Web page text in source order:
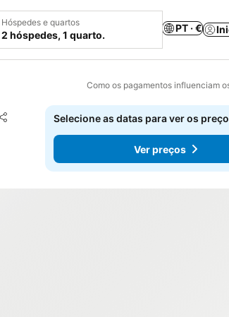
Hóspedes e quartos
2 hóspedes, 1 quarto.
PT · €
Como os pagamentos influenciam
Partilhar
Adicionar aos favoritos
Selecione as datas para ver os
Ver preços